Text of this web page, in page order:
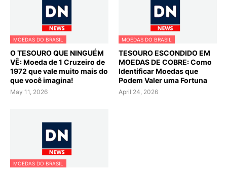
MOEDAS DO BRASIL
O TESOURO QUE NINGUÉM
VÊ: Moeda de 1 Cruzeiro de
1972 que vale muito mais do
que você imagina!
May 11, 2026
MOEDAS DO BRASIL
TESOURO ESCONDIDO EM
MOEDAS DE COBRE: Como
Identificar Moedas que
Podem Valer uma Fortuna
April 24, 2026
MOEDAS DO BRASIL